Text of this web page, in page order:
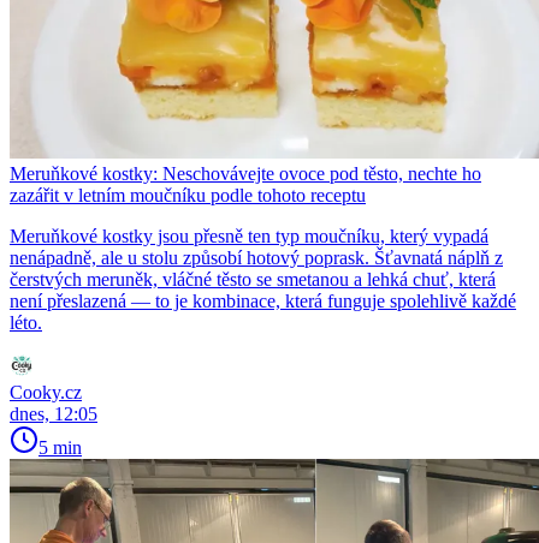
Meruňkové kostky: Neschovávejte ovoce pod těsto, nechte ho
zazářit v letním moučníku podle tohoto receptu
Meruňkové kostky jsou přesně ten typ moučníku, který vypadá
nenápadně, ale u stolu způsobí hotový poprask. Šťavnatá náplň z
čerstvých meruněk, vláčné těsto se smetanou a lehká chuť, která
není přeslazená — to je kombinace, která funguje spolehlivě každé
léto.
Cooky.cz
dnes, 12:05
5 min